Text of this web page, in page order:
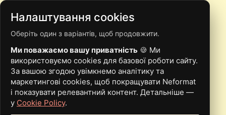
WINTER MASS
Налаштування cookies
Оберіть один з варіантів, щоб продовжити.
Ми поважаємо вашу приватність 🍪 Ми
використовуємо cookies для базової роботи сайту.
За вашою згодою увімкнемо аналітику та
маркетингові cookies, щоб покращувати Neformat
і показувати релевантний контент. Детальніше —
у Cookie Policy.